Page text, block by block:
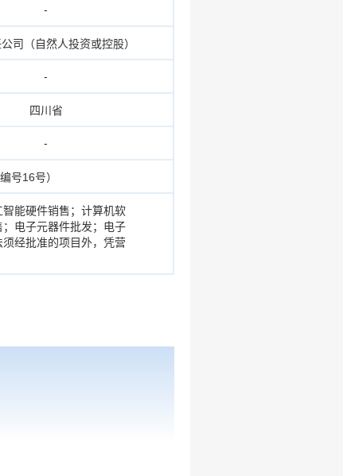
-
司（自然人投资或控股）
-
四川省
-
号16号）
能硬件销售；计算机软
电子元器件批发；电子
经批准的项目外，凭营